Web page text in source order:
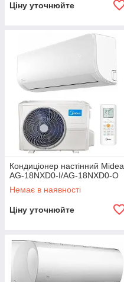
Ціну уточнюйте
Кондиціонер настінний Midea
AG-18NXD0-I/AG-18NXD0-O
Немає в наявності
Ціну уточнюйте